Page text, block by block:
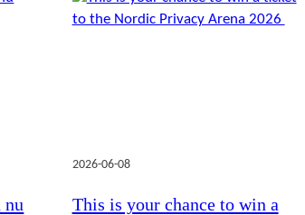
nu
2026-06-08
This is your chance to win a